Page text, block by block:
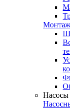
Насосы